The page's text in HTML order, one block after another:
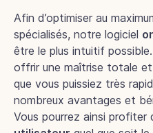
Afin d’optimiser au
spécialisés, notre logiciel
être le plus intuitif
offrir une maîtrise totale
que vous puissiez très
nombreux avantages et
Vous pourrez ainsi profiter